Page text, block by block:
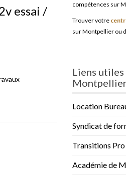
essai /
compétences sur
Trouver votre
sur Montpellier ou
Liens
Montpellier
Location
Syndicat de
Transitions Pro
Académie de